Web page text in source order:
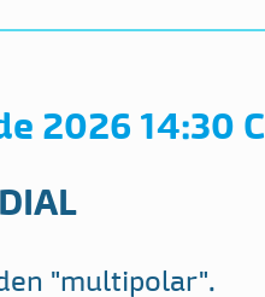
2026 14:30
"multipolar".